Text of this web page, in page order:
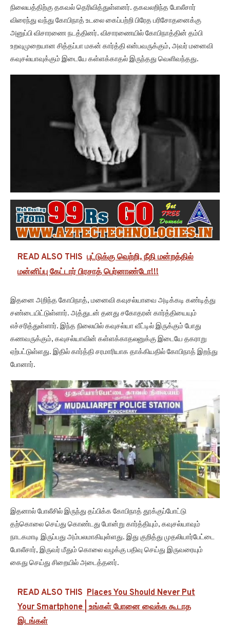
நிலையத்திற்கு தகவல் தெரிவித்துள்ளனர். தகவலறிந்த போலீசார்
விரைந்து வந்து கோபிநாத் உடலை கைப்பற்றி பிரேத பரிசோதனைக்கு
அனுப்பி விசாரணை நடத்தினர். விசாரணையில் கோபிநாத்தின் தம்பி
உறவுமுறையான சித்தப்பா மகன் கார்த்தி என்பவருக்கும், அவர் மனைவி
கவுசல்யாவுக்கும்‌ இடையே கள்ளக்காதல் இருந்தது வெளிவந்தது.
READ ALSO THIS புட்டுக்கு வெற்றி, நீதி மன்றத்தில்
மன்னிப்பு கேட்டார் பிரசாத் பெர்னாண்டோ!!!
இதனை அறிந்த கோபிநாத், மனைவி கவுசல்யாவை அடிக்கடி கண்டித்து
சண்டையிட்டுள்ளார். அத்துடன் தனது சகோதரன் கார்த்தியையும்
எச்சரித்துள்ளார். இந்த நிலையில் கவுசல்யா வீட்டில் இருக்கும் போது
கணவருக்கும், கவுசல்யாவின் கள்ளக்காதலனுக்கு இடையே தகராறு
ஏற்பட்டுள்ளது. இதில் கார்த்தி சரமாரியாக தாக்கியதில் கோபிநாத் இறந்து
போனார்.
இதனால் போலீசில் இருந்து தப்பிக்க கோபிநாத் தூக்குப்போட்டு
தற்கொலை செய்து கொண்டது போன்று கார்த்தியும், கவுசல்யாவும்
நாடகமாடி இருப்பது அம்பலமாகியுள்ளது. இது குறித்து முதலியார்பேட்டை
போலீசார், இருவர் மீதும் கொலை வழக்கு பதிவு செய்து இருவரையும்
கைது செய்து சிறையில் அடைத்தனர்.
READ ALSO THIS Places You Should Never Put
Your Smartphone | உங்கள் போனை வைக்க கூடாத
இடங்கள்